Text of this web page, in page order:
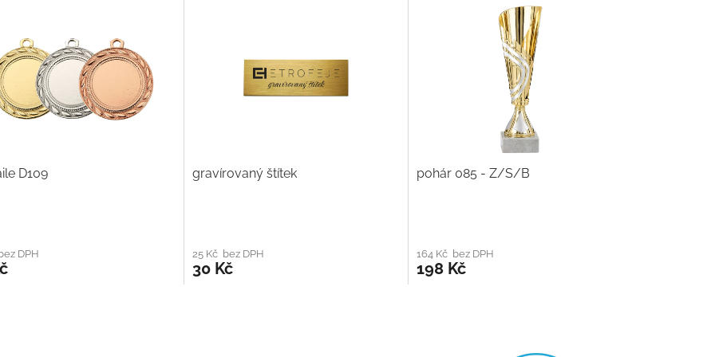
D109
DPH
gravírovaný štítek
25 Kč bez DPH
30 Kč
pohár 085 - Z/S/B
164 Kč bez DPH
198 Kč